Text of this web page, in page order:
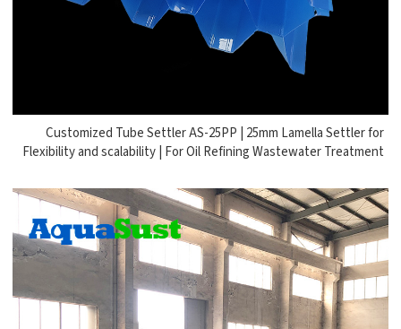
Customized Tube Settler AS-25PP | 25mm Lamella Settler for
Flexibility and scalability | For Oil Refining Wastewater Treatment